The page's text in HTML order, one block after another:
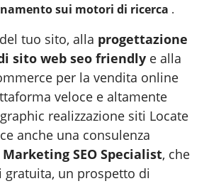
sui motori di ricerca .
tuo sito, alla progettazione
sito web seo friendly e alla
per la vendita online
veloce e altamente
realizzazione siti Locate
anche una consulenza
Marketing SEO Specialist, che
un prospetto di